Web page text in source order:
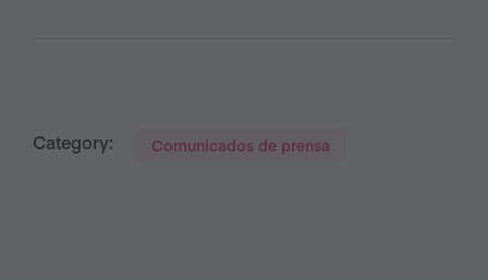
Category: Comunicados de prensa